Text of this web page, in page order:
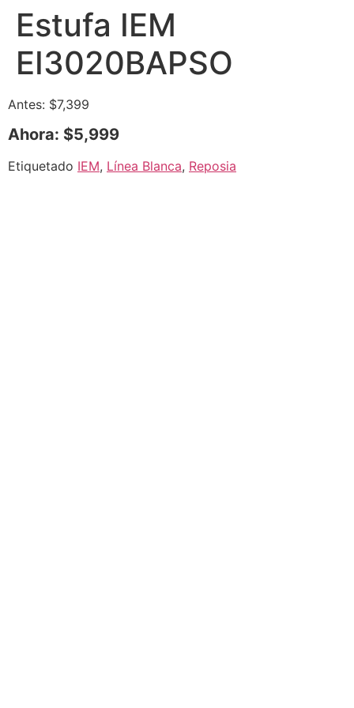
Estufa IEM
EI3020BAPSO
Antes: $7,399
Ahora: $5,999
Etiquetado IEM, Línea Blanca, Reposia